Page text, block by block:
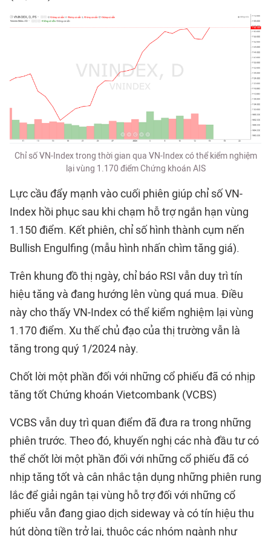
Chỉ số VN-Index trong thời gian qua VN-Index có thể kiểm nghiệm
lại vùng 1.170 điểm Chứng khoán AIS
Lực cầu đẩy mạnh vào cuối phiên giúp chỉ số VN-
Index hồi phục sau khi chạm hỗ trợ ngắn hạn vùng
1.150 điểm. Kết phiên, chỉ số hình thành cụm nến
Bullish Engulfing (mẫu hình nhấn chìm tăng giá).
Trên khung đồ thị ngày, chỉ báo RSI vẫn duy trì tín
hiệu tăng và đang hướng lên vùng quá mua. Điều
này cho thấy VN-Index có thể kiểm nghiệm lại vùng
1.170 điểm. Xu thế chủ đạo của thị trường vẫn là
tăng trong quý 1/2024 này.
Chốt lời một phần đối với những cổ phiếu đã có nhịp
tăng tốt Chứng khoán Vietcombank (VCBS)
VCBS vẫn duy trì quan điểm đã đưa ra trong những
phiên trước. Theo đó, khuyến nghị các nhà đầu tư có
thể chốt lời một phần đối với những cổ phiếu đã có
nhịp tăng tốt và cân nhắc tận dụng những phiên rung
lắc để giải ngân tại vùng hỗ trợ đối với những cổ
phiếu vẫn đang giao dịch sideway và có tín hiệu thu
hút dòng tiền trở lại, thuộc các nhóm ngành như